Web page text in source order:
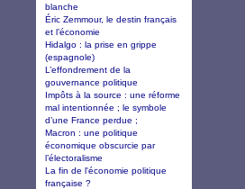
blanche
Éric Zemmour, le destin français
et l’économie
Hidalgo : la prise en grippe
(espagnole)
L’effondrement de la
gouvernance politique
Impôts à la source : une réforme
mal intentionnée ; le symbole
d’une France perdue ;
Macron : une politique
économique obscurcie par
l’électoralisme
La fin de l'économie politique
française ?